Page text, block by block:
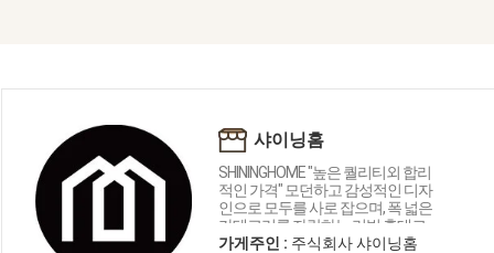
샤이닝홈
SHININGHOME "높은 퀄리티외 합리
적인 가격" 모던하고 감성적인 디자
인으로 모두를 사로 잡으며, 폭 넓은
카테고리를 자랑하는 리빙 홈데코
인테리어 샤이닝홈입니다.
가게주인 : 주식회사 샤이닝홈